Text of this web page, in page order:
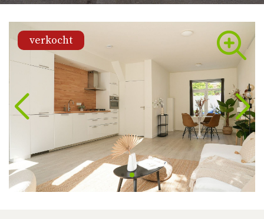
verkocht